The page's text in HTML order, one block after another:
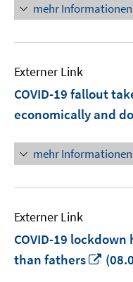
mehr Informationen
Externer Link
COVID-19 fallout
economically and
mehr Informationen
Externer Link
COVID-19
than fathers
In